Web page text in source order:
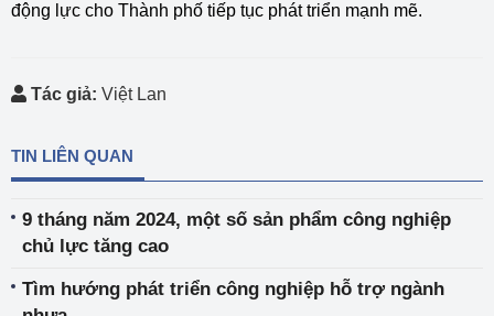
động lực cho Thành phố tiếp tục phát triển mạnh mẽ.
Tác giả: Việt Lan
TIN LIÊN QUAN
9 tháng năm 2024, một số sản phẩm công nghiệp
chủ lực tăng cao
Tìm hướng phát triển công nghiệp hỗ trợ ngành